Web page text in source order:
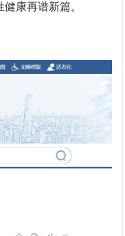
康再谱新篇。